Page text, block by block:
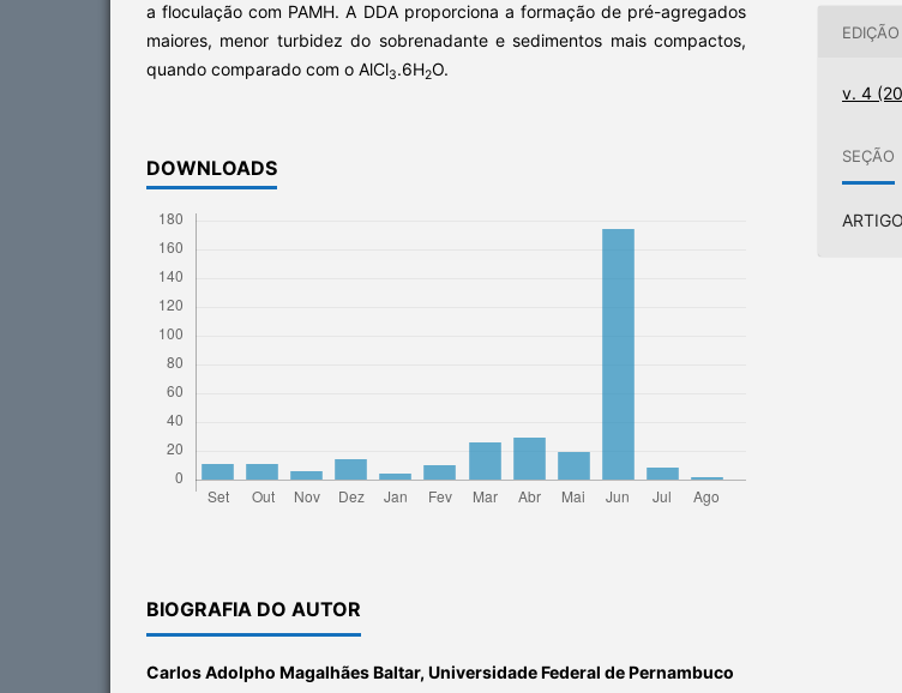
a floculação com PAMH. A DDA proporciona a formação de pré-agregados
maiores, menor turbidez do sobrenadante e sedimentos mais compactos,
quando comparado com o AlCl3.6H2O.
DOWNLOADS
BIOGRAFIA DO AUTOR
Carlos Adolpho Magalhães Baltar, Universidade Federal de Pernambuco
EDIÇÃO
v. 4
SEÇÃO